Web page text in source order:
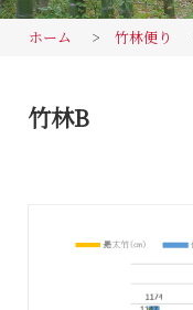
ホーム 竹林便り
竹林B